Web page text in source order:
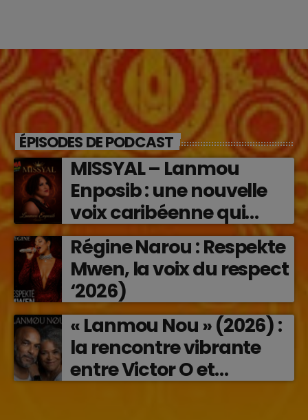
ÉPISODES DE PODCAST
MISSYAL – Lanmou
Enposib : une nouvelle
voix caribéenne qui
transforme les émotions
en musique (2026)
Régine Narou : Respekte
Mwen, la voix du respect
‘2026)
« Lanmou Nou » (2026) :
la rencontre vibrante
entre Victor O et